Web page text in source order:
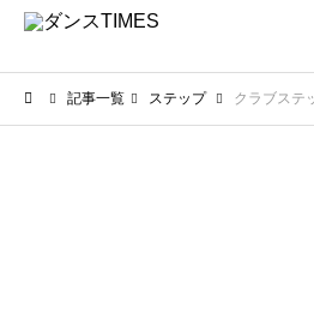
記事一覧 ステップ クラブステップの